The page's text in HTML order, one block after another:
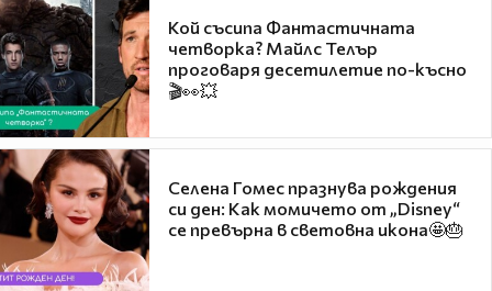
Кой съсипа Фантастичната
четворка? Майлс Телър
проговаря десетилетие по-късно
🎬👀💥
Селена Гомес празнува рождения
си ден: Как момичето от „Disney“
се превърна в световна икона🤩🎂